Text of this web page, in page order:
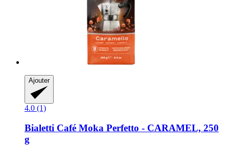
Ajouter
4.0 (1)
Bialetti Café Moka Perfetto -​ CARAMEL, 250
g